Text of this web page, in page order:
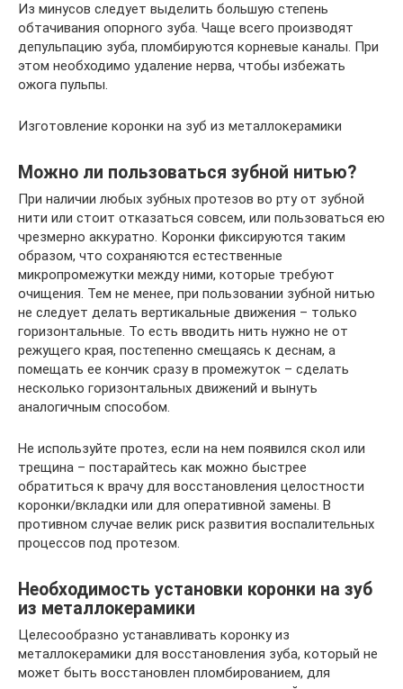
Из минусов следует выделить большую степень
обтачивания опорного зуба. Чаще всего производят
депульпацию зуба, пломбируются корневые каналы. При
этом необходимо удаление нерва, чтобы избежать
ожога пульпы.
Изготовление коронки на зуб из металлокерамики
Можно ли пользоваться зубной нитью?
При наличии любых зубных протезов во рту от зубной
нити или стоит отказаться совсем, или пользоваться ею
чрезмерно аккуратно. Коронки фиксируются таким
образом, что сохраняются естественные
микропромежутки между ними, которые требуют
очищения. Тем не менее, при пользовании зубной нитью
не следует делать вертикальные движения – только
горизонтальные. То есть вводить нить нужно не от
режущего края, постепенно смещаясь к деснам, а
помещать ее кончик сразу в промежуток – сделать
несколько горизонтальных движений и вынуть
аналогичным способом.
Не используйте протез, если на нем появился скол или
трещина – постарайтесь как можно быстрее
обратиться к врачу для восстановления целостности
коронки/вкладки или для оперативной замены. В
противном случае велик риск развития воспалительных
процессов под протезом.
Необходимость установки коронки на зуб
из металлокерамики
Целесообразно устанавливать коронку из
металлокерамики для восстановления зуба, который не
может быть восстановлен пломбированием, для